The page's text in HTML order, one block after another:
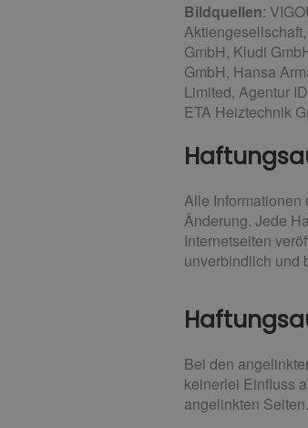
Bildquellen:
GmbH, Kludi
GmbH, Hansa
Limited, Agentur
ETA Heiztechnik
Alle Informationen
Änderung. Jede
Internetseiten
unverbindlich und
Bei den
keinerlei Einfluss
angelinkten Seiten.